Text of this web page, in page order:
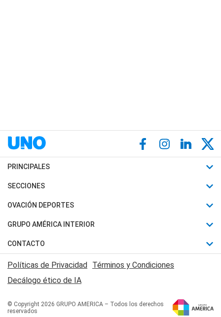
PRINCIPALES
Últimas Noticias
Política
Judiciales
Economia
SECCIONES
Horóscopo
Motores
Trucos caseros
Series y Películas
Edictos y Solicitadas
OVACIÓN DEPORTES
Fútbol
Mundial
Automovilismo
Rugby
Básquet
GRUPO AMÉRICA INTERIOR
Canal 7 en Vivo
San Juan 8
CONTACTO
Acerca de Nosotros
Contactanos
Políticas de Privacidad Términos y Condiciones
Decálogo ético de IA
© Copyright 2026 GRUPO AMERICA – Todos los derechos
reservados